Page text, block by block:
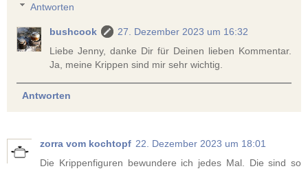
Antworten
bushcook
27. Dezember 2023 um 16:32
Liebe Jenny, danke Dir für Deinen lieben Kommentar.
Ja, meine Krippen sind mir sehr wichtig.
Antworten
zorra vom kochtopf 22. Dezember 2023 um 18:01
Die Krippenfiguren bewundere ich jedes Mal. Die sind so